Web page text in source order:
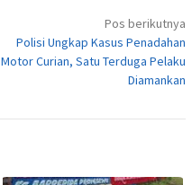
Pos berikutnya
Polisi Ungkap Kasus Penadahan
Motor Curian, Satu Terduga Pelaku
Diamankan